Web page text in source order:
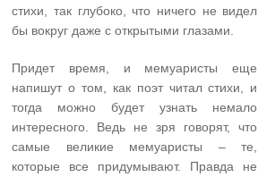
стихи, так глубоко, что ничего не видел
бы вокруг даже с открытыми глазами.
Придет время, и мемуаристы еще
напишут о том, как поэт читал стихи, и
тогда можно будет узнать немало
интересного. Ведь не зря говорят, что
самые великие ме­муаристы – те,
которые все придумывают. Правда не